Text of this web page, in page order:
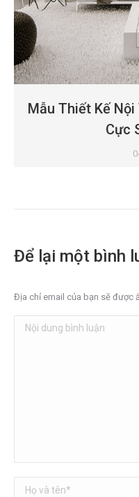
Mẫu Thiết Kế
Cực
Để lại một bình
Địa chỉ email của bạn sẽ được
Nội dung bình luận
Họ và tên *